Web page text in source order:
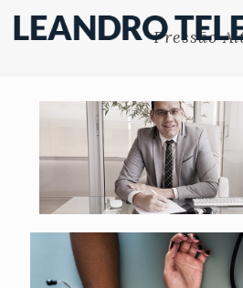
Pressão